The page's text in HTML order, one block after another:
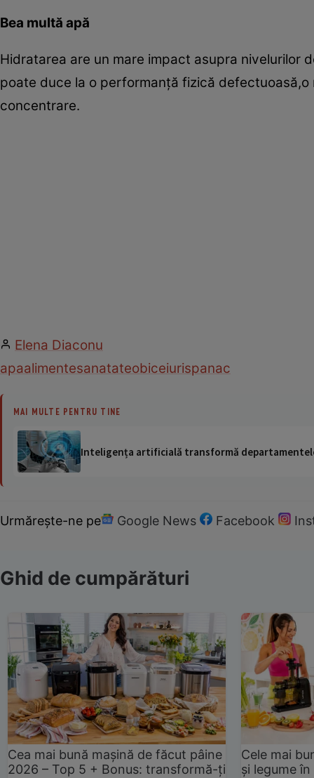
Bea multă apă
Hidratarea are un mare impact asupra nivelurilor
poate duce la o performanţă fizică
concentrare.
Elena Diaconu
apaalimentesanatateobiceiurispanac
MAI MULTE PENTRU TINE
Inteligența artificială transformă
Urmărește-ne pe Google News Facebook
Ghid de cumpărături
Cea mai bună mașină de făcut pâine
2026 – Top 5 + Bonus: transformă-ți
Cele mai
și legume